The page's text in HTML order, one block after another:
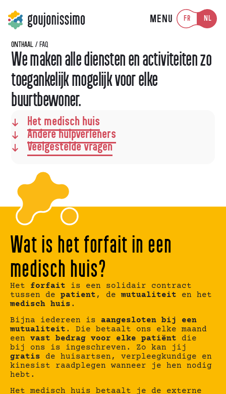
MENU FR NL
ONTHAAL / FAQ
We maken alle diensten en activiteiten zo
toegankelijk mogelijk voor elke
buurtbewoner.
Het medisch huis
Andere hulpverleners
Veelgestelde vragen
Wat is het forfait in een
medisch huis?
Het forfait is een solidair contract
tussen de patient , de mutualiteit en het
medisch huis .
Bijna iedereen is aangesloten bij een
mutualiteit . Die betaalt ons elke maand
een vast bedrag voor elke patiënt die
bij ons is ingeschreven. Zo kan jij
gratis de huisartsen, verpleegkundige en
kinesist raadplegen wanneer je hen nodig
hebt.
Het medisch huis betaalt je de externe